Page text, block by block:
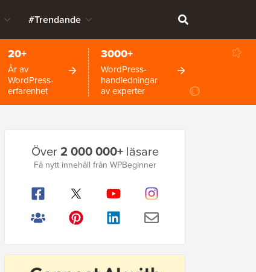
#Trendande
20+
År av
WordPress-
erfarenhet
3000+
WordPress-
handledningar
av experter
Primär
sidofält
Över2 000 000+läsare
Få nytt innehåll från WPBeginner